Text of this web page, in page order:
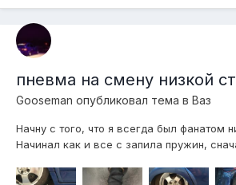
пневма на смену низкой
Gooseman опубликовал тема в Ваз
Начну с того, что я всегда был фанатом
Начинал как и все с запила пружин,
дня он был порезан на 6.5 витков,